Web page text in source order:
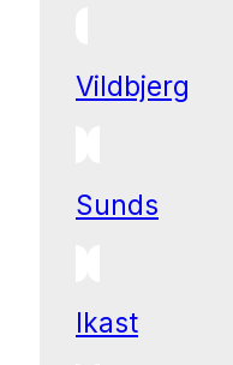
Vildbjerg
Sunds
Ikast